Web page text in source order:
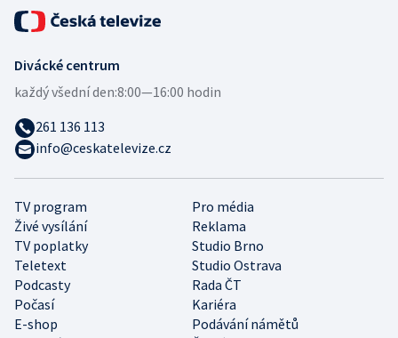
TV program
Pro média
Živé vysílání
Reklama
TV poplatky
Studio Brno
Teletext
Studio Ostrava
Podcasty
Rada ČT
Počasí
Kariéra
E-shop
Podávání námětů
Divácké centrum
každý všední den:8:00—16:00 hodin
261 136 113
info@ceskatelevize.cz